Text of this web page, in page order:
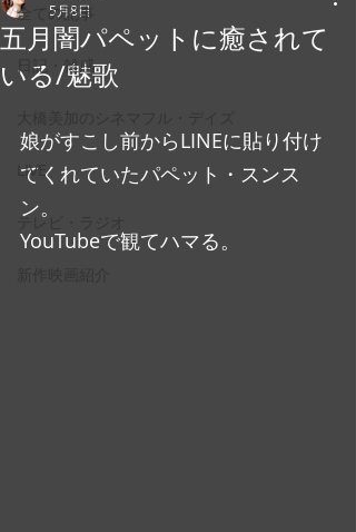
全ての記事
日記・雑感
LIVE
テレビ・ラジオ
五月闇パペットに癒されて
いる/魅歌
5月8日
娘がすこし前からLINEに貼り付け
てくれていたパペット・スンス
ン。
YouTubeで観てハマる。